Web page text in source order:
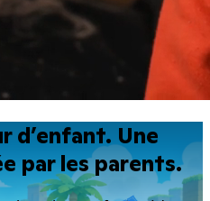
d’enfant. Une
par les parents.